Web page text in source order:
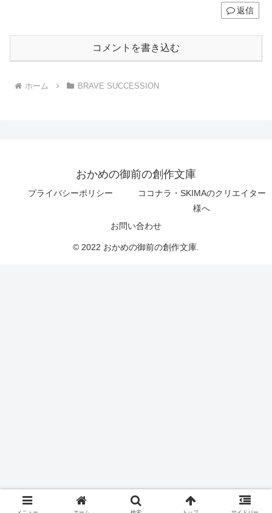
返信
コメントを書き込む
ホーム BRAVE SUCCESSION
おかめの御前の創作文庫
プライバシーポリシー
ココナラ・SKIMAのクリエイター
様へ
お問い合わせ
© 2022 おかめの御前の創作文庫.